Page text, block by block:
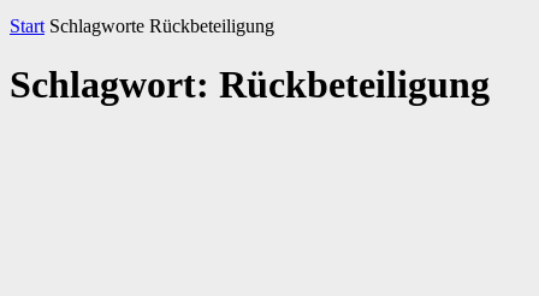
Start Schlagworte Rückbeteiligung
Schlagwort: Rückbeteiligung